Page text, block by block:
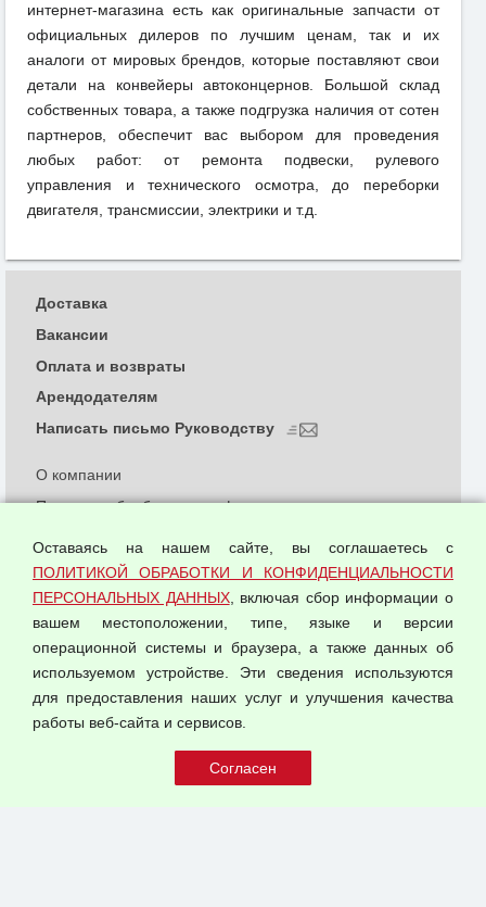
интернет-магазина есть как оригинальные запчасти от
официальных дилеров по лучшим ценам, так и их
аналоги от мировых брендов, которые поставляют свои
детали на конвейеры автоконцернов. Большой склад
собственных товара, а также подгрузка наличия от сотен
партнеров, обеспечит вас выбором для проведения
любых работ: от ремонта подвески, рулевого
управления и технического осмотра, до переборки
двигателя, трансмиссии, электрики и т.д.
© 2026 ООО "Феникс"
О компании
Политика обработки и конфиденциальности
Согласием на обработку персональных данных
Оферта оптовой купли-продажи
Публичная оферта
Доставка
Вакансии
Оплата и возвраты
Арендодателям
Написать письмо Руководству
Оставаясь на нашем сайте, вы соглашаетесь с
ПОЛИТИКОЙ ОБРАБОТКИ И КОНФИДЕНЦИАЛЬНОСТИ
ПЕРСОНАЛЬНЫХ ДАННЫХ, включая сбор информации о
вашем местоположении, типе, языке и версии
операционной системы и браузера, а также данных об
используемом устройстве. Эти сведения используются
для предоставления наших услуг и улучшения качества
работы веб-сайта и сервисов.